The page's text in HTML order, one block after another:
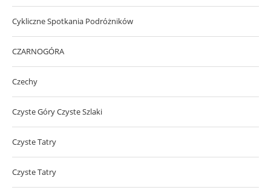
Cykliczne Spotkania Podróżników
CZARNOGÓRA
Czechy
Czyste Góry Czyste Szlaki
Czyste Tatry
Czyste Tatry